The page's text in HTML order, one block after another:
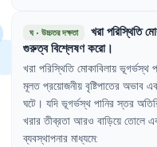
ঘ· উচ্চতর দক্ষতা খরাপরিস্থিতি
গুরুত্ববিশ্লেষণকরো।
খরা পরিস্থিতি মোকাবিলায় ভূগর্ভস্থ
মূলত প্রয়োজনীয় বৃষ্টিপাতের অভাব
ঘটে । যদি ভূগর্ভস্থ পানির স্তর
খরার তীব্রতা আরও বাড়িয়ে তোলে
ব্যবস্থাপনার মাধ্যমে: